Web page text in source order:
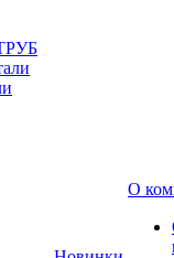
О